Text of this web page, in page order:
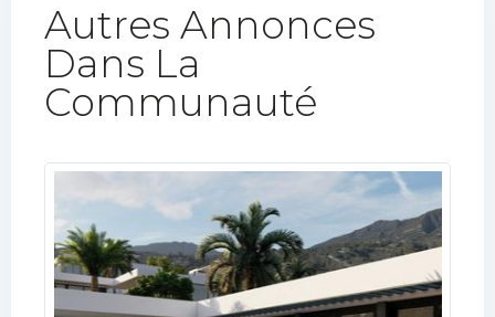
Autres Annonces
Dans La
Communauté​